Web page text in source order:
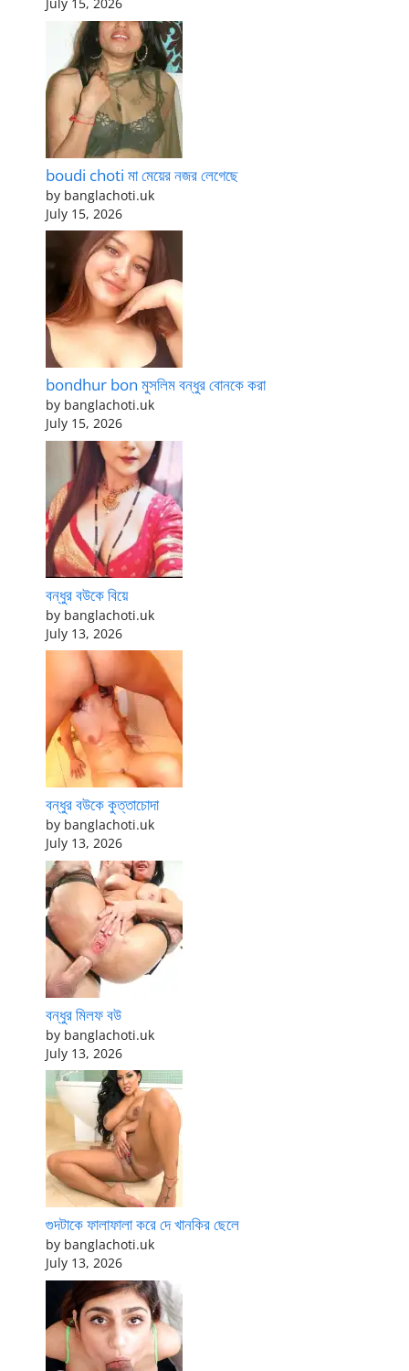
boudi choti মা মেয়ের নজর লেগেছে
by banglachoti.uk
July 15, 2026
bondhur bon মুসলিম বন্ধুর বোনকে করা
by banglachoti.uk
July 15, 2026
বন্ধুর বউকে বিয়ে
by banglachoti.uk
July 13, 2026
বন্ধুর বউকে কুত্তাচোদা
by banglachoti.uk
July 13, 2026
বন্ধুর মিলফ বউ
by banglachoti.uk
July 13, 2026
গুদটাকে ফালাফালা করে দে খানকির ছেলে
by banglachoti.uk
July 13, 2026